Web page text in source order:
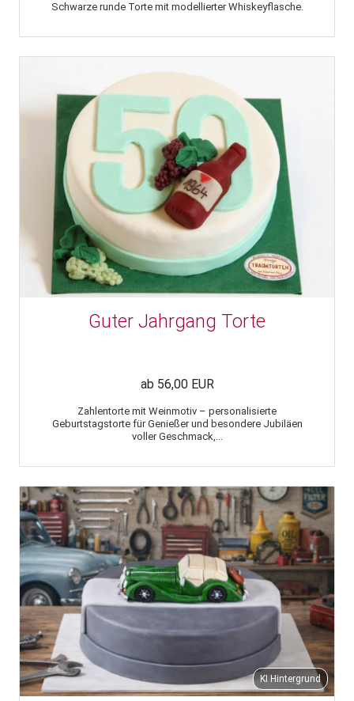
Schwarze runde Torte mit modellierter Whiskeyflasche.
Guter Jahrgang Torte
ab 56,00 EUR
Zahlentorte mit Weinmotiv – personalisierte
Geburtstagstorte für Genießer und besondere Jubiläen
voller Geschmack,...
KI Hintergrund